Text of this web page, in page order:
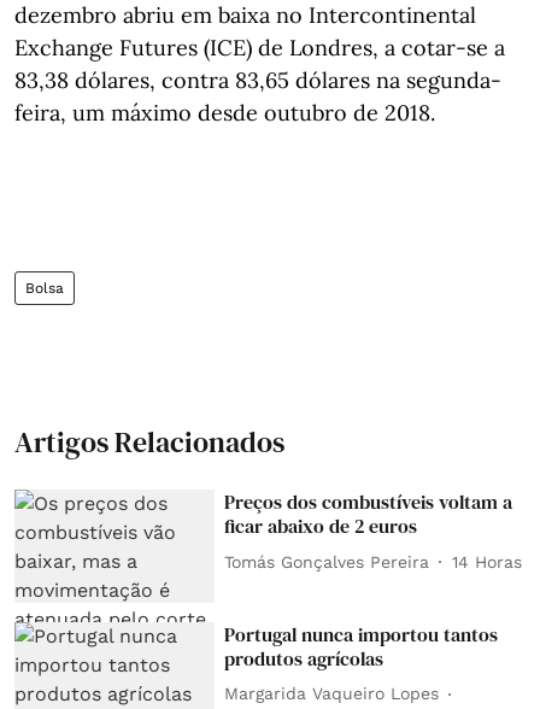
dezembro abriu em baixa no Intercontinental
Exchange Futures (ICE) de Londres, a cotar-se a
83,38 dólares, contra 83,65 dólares na segunda-
feira, um máximo desde outubro de 2018.
Bolsa
Artigos Relacionados
Preços dos combustíveis voltam a
ficar abaixo de 2 euros
Tomás Gonçalves Pereira 14 Horas
Portugal nunca importou tantos
produtos agrícolas
Margarida Vaqueiro Lopes